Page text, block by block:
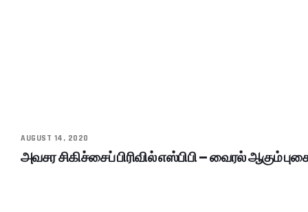
AUGUST 14, 2020
அவசர சிகிச்சைப் பிரிவில் எஸ்பிபி – வைரல் ஆகும்